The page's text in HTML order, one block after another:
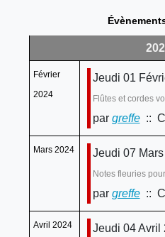
Février
2024
Jeudi 01
Flûtes et cordes
par greffe::
Mars 2024 Jeudi 07
Notes fleuries
par greffe::
Avril 2024 Jeudi 04 Avril